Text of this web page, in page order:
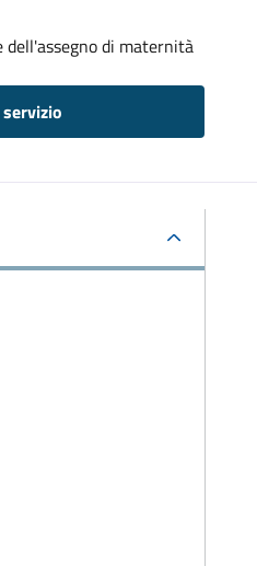
dell'assegno di maternità